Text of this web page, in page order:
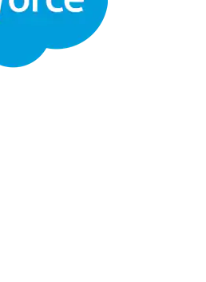
Types or Hierarchy
specific Site domains
domain changes or sandbox
pulling the formula field use the
of hardcoding the URL into
ARTIKKELI ONGELMASI?
jotta voimme kehittyä!